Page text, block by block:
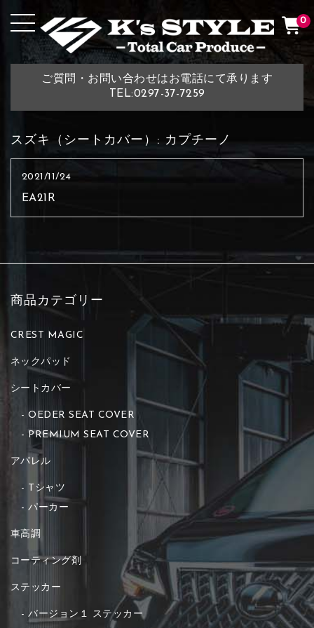
ご質問・お問い合わせはお電話にて承ります
TEL:0297-37-7259
0
スズキ（シートカバー）: カプチーノ
2021/11/24
EA21R
商品カテゴリー
CREST MAGIC
ネックパッド
シートカバー
OEDER SEAT COVER
PREMIUM SEAT COVER
アパレル
Tシャツ
パーカー
車高調
コーティング剤
ステッカー
バージョン１ ステッカー